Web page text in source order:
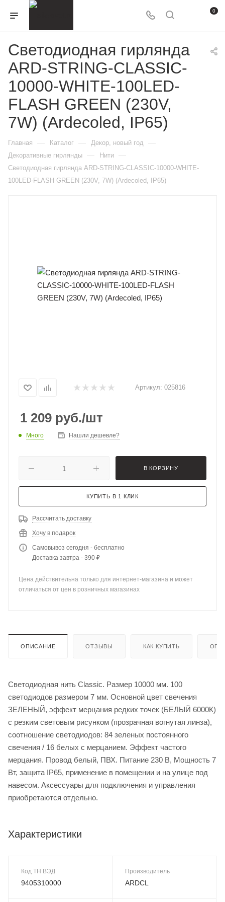
0
Светодиодная гирлянда
ARD-STRING-CLASSIC-
10000-WHITE-100LED-
FLASH GREEN (230V,
7W) (Ardecoled, IP65)
Главная — Каталог — Декор, новый год —
Декоративные гирлянды — Нити —
Светодиодная гирлянда ARD-STRING-CLASSIC-10000-WHITE-
100LED-FLASH GREEN (230V, 7W) (Ardecoled, IP65)
Артикул: 025816
1 209 руб./шт
Много Нашли дешевле?
В КОРЗИНУ
КУПИТЬ В 1 КЛИК
Рассчитать доставку
Хочу в подарок
Самовывоз сегодня - бесплатно
Доставка завтра - 390 ₽
Цена действительна только для интернет-магазина и может
отличаться от цен в розничных магазинах
ОПИСАНИЕ ОТЗЫВЫ КАК КУПИТЬ
Светодиодная нить Classic. Размер 10000 мм. 100
светодиодов размером 7 мм. Основной цвет свечения
ЗЕЛЕНЫЙ, эффект мерцания редких точек (БЕЛЫЙ 6000К)
с резким световым рисунком (прозрачная вогнутая линза),
соотношение светодиодов: 84 зеленых постоянного
свечения / 16 белых с мерцанием. Эффект частого
мерцания. Провод белый, ПВХ. Питание 230 В, Мощность 7
Вт, защита IP65, применение в помещении и на улице под
навесом. Аксессуары для подключения и управления
приобретаются отдельно.
Характеристики
Код ТН ВЭД
9405310000
Производитель
ARDCL